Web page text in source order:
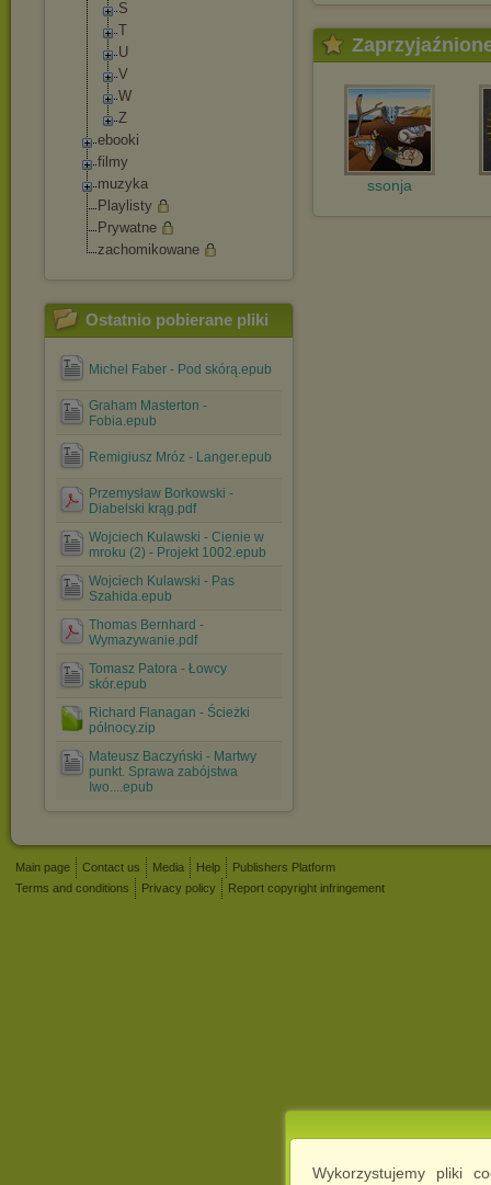
Wykorzystujemy pliki
S
T
U
V
W
Z
ebooki
filmy
muzyka
Playlisty
Prywatne
zachomikowane
Ostatnio pobierane pliki
Michel Faber - Pod skórą.epub
Graham Masterton -
Fobia.epub
Remigiusz Mróz - Langer.epub
Przemysław Borkowski -
Diabelski krąg.pdf
Wojciech Kulawski - Cienie w
mroku (2) - Projekt 1002.epub
Wojciech Kulawski - Pas
Szahida.epub
Thomas Bernhard -
Wymazywanie.pdf
Tomasz Patora - Łowcy
skór.epub
Richard Flanagan - Ścieżki
północy.zip
Mateusz Baczyński - Martwy
punkt. Sprawa zabójstwa
Iwo....epub
ssonja
Main page Contact us Media Help
Publishers Platform
Terms and conditions
Privacy policy Report copyright infringement